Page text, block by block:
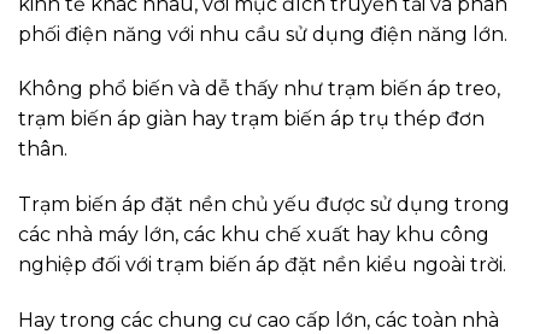
phối điện năng với nhu cầu sử dụng điện năng lớn.
Không phổ biến và dễ thấy như trạm biến áp treo,
trạm biến áp giàn hay trạm biến áp trụ thép đơn
thân.
Trạm biến áp đặt nền chủ yếu được sử dụng trong
các nhà máy lớn, các khu chế xuất hay khu công
nghiệp đối với trạm biến áp đặt nền kiểu ngoài trời.
Hay trong các chung cư cao cấp lớn, các toàn nhà